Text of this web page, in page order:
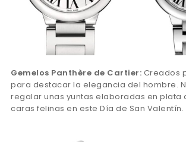
Gemelos Panthère de Cartier: Creados
para destacar la elegancia del hombre.
regalar unas yuntas elaboradas en plata
caras felinas en este Día de San Valentín.